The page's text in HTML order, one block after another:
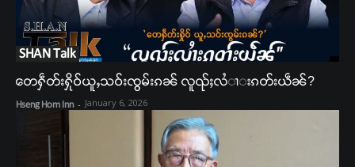
SHAN Talk
တေႁဵတ်းႁိုဝ်ယူႇသဝ်းၸွမ်းၵၼ် လူၺ်ႈလႆၢးၵတ်းယဵၼ်?
Hseng Hom Inn - January 6, 2026